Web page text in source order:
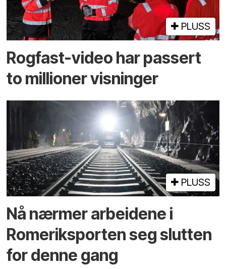
PLUSS
Rogfast-video har passert
to millioner visninger
PLUSS
Nå nærmer arbeidene i
Romeriksporten seg slutten
for denne gang